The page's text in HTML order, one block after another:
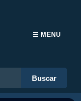
Buscar
☰ MENU